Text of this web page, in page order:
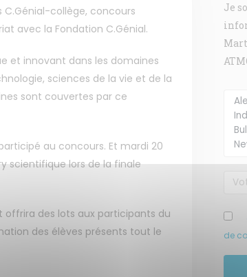
collège, concours
avec la Fondation C.Génial.
et innovant dans les domaines
sciences de la vie et de la
sont couvertes par ce
au concours. Et mardi 20
scientifique lors de la finale
des lots aux participants du
des élèves présents tout le
Je
de